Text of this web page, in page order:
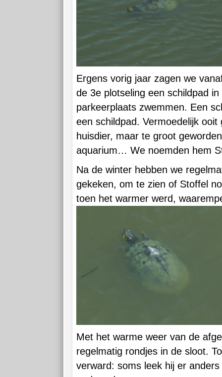
Ergens vorig jaar zagen we
de 3e plotseling een schildpad
parkeerplaats zwemmen. Een
een schildpad. Vermoedelijk ooit
huisdier, maar te groot
aquarium… We noemden hem
Na de winter hebben we
gekeken, om te zien of Stoffel
toen het warmer werd,
Met het warme weer van de
regelmatig rondjes in de sloot.
verward: soms leek hij er